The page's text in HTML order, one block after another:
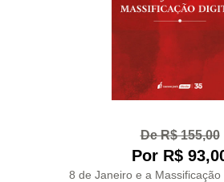
De R$ 155,00
Por R$
8 de Janeiro e a Massificação